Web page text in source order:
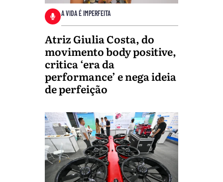
A VIDA É IMPERFEITA
Atriz Giulia Costa, do
movimento body positive,
critica ‘era da
performance’ e nega ideia
de perfeição